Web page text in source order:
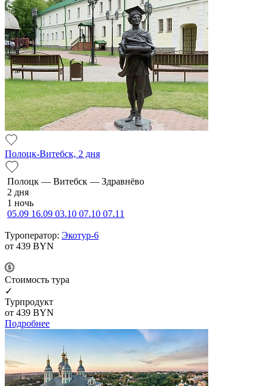
Полоцк-Витебск, 2 дня
По­лоцк — Ви­тебск — Здравнёво
2 дня
1 ночь
05.09 16.09 03.10 07.10 07.11
Туроператор: Экотур-6
от 439 BYN
Cтоимость тура
✓
Турпродукт
от 439 BYN
Подробнее